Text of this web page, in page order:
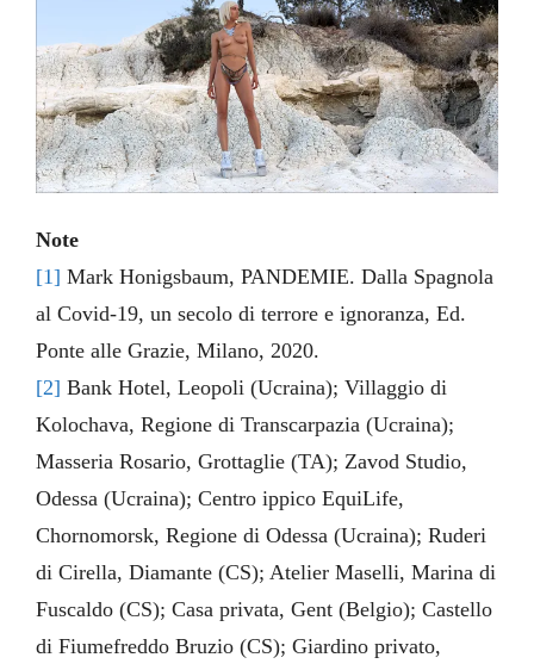
Note
[1] Mark Honigsbaum, PANDEMIE. Dalla Spagnola
al Covid-19, un secolo di terrore e ignoranza, Ed.
Ponte alle Grazie, Milano, 2020.
[2] Bank Hotel, Leopoli (Ucraina); Villaggio di
Kolochava, Regione di Transcarpazia (Ucraina);
Masseria Rosario, Grottaglie (TA); Zavod Studio,
Odessa (Ucraina); Centro ippico EquiLife,
Chornomorsk, Regione di Odessa (Ucraina); Ruderi
di Cirella, Diamante (CS); Atelier Maselli, Marina di
Fuscaldo (CS); Casa privata, Gent (Belgio); Castello
di Fiumefreddo Bruzio (CS); Giardino privato,